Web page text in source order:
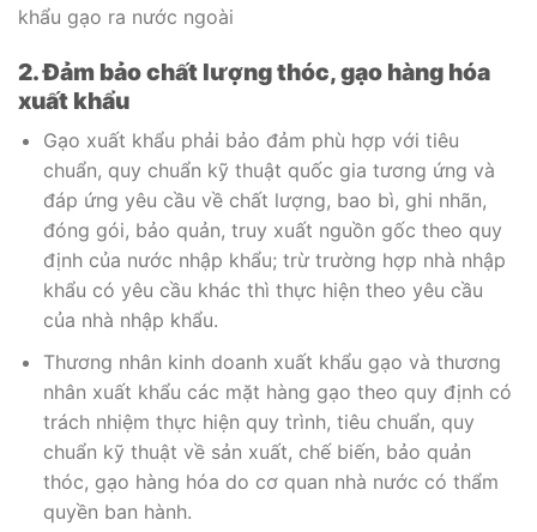
khẩu gạo ra nước ngoài
2. Đảm bảo chất lượng thóc, gạo hàng hóa
xuất khẩu
Gạo xuất khẩu phải bảo đảm phù hợp với tiêu
chuẩn, quy chuẩn kỹ thuật quốc gia tương ứng và
đáp ứng yêu cầu về chất lượng, bao bì, ghi nhãn,
đóng gói, bảo quản, truy xuất nguồn gốc theo quy
định của nước nhập khẩu; trừ trường hợp nhà nhập
khẩu có yêu cầu khác thì thực hiện theo yêu cầu
của nhà nhập khẩu.
Thương nhân kinh doanh xuất khẩu gạo và thương
nhân xuất khẩu các mặt hàng gạo theo quy định có
trách nhiệm thực hiện quy trình, tiêu chuẩn, quy
chuẩn kỹ thuật về sản xuất, chế biến, bảo quản
thóc, gạo hàng hóa do cơ quan nhà nước có thẩm
quyền ban hành.